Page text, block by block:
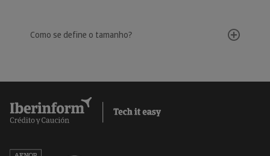
Como se define o tamanho?